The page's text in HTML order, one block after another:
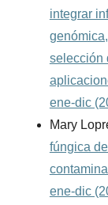
integrar
selección
ene-dic
Mary
fúngica
ene-dic